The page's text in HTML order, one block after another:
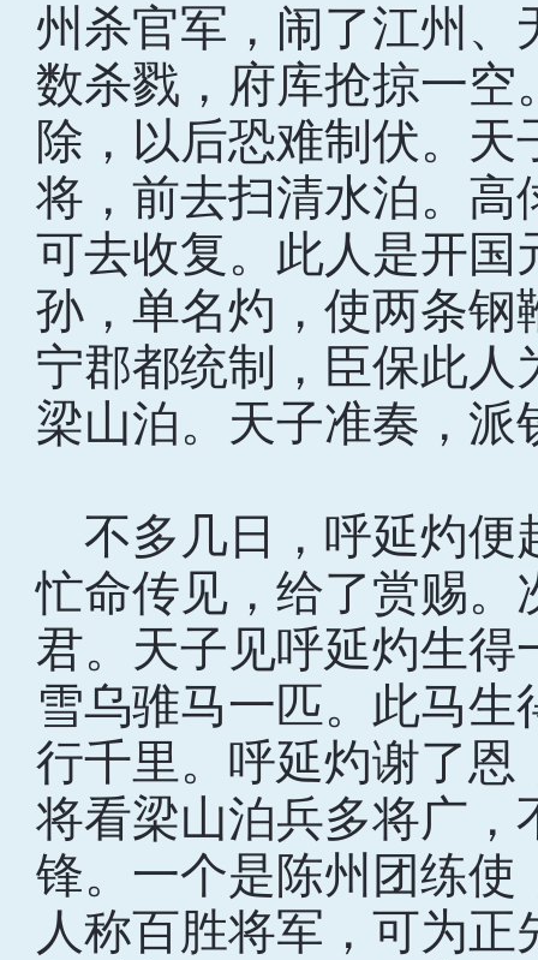
州杀官军，闹了江州
数杀戮，府库抢掠一空
除，以后恐难制伏。
将，前去扫清水泊。高
可去收复。此人是开国
孙，单名灼，使两条钢
宁郡都统制，臣保此
梁山泊。天子准奏，
不多几日，呼延灼便
忙命传见，给了赏赐。
君。天子见呼延灼生
雪乌骓马一匹。此马
行千里。呼延灼谢了恩
将看梁山泊兵多将广，
锋。一个是陈州团练使
人称百胜将军，可为